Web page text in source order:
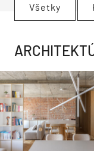
Všetky